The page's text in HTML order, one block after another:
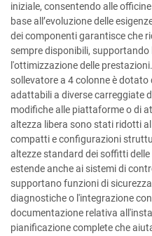
iniziale, consentendo alle
base all’evoluzione delle
dei componenti garantisce che
sempre disponibili,
l'ottimizzazione delle
sollevatore a 4 colonne è
adattabili a diverse carreggiate
modifiche alle piattaforme o di
altezza libera sono stati ridotti
compatti e configurazioni
altezze standard dei soffitti
estende anche ai sistemi di
supportano funzioni di
diagnostiche o l'integrazione
documentazione relativa
pianificazione complete che